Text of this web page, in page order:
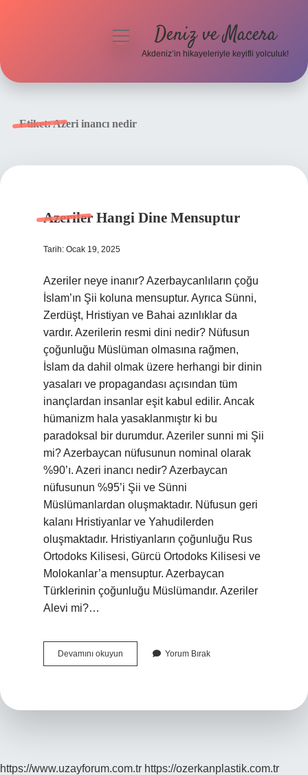
menüyü Deniz ve Macera
Akdeniz’in hikayeleriyle keyifli yolculuk!
Etiket:Azeri inancı nedir
Azeriler Hangi Dine Mensuptur
Tarih: Ocak 19, 2025
Azeriler neye inanır? Azerbaycanlıların çoğu
İslam’ın Şii koluna mensuptur. Ayrıca Sünni,
Zerdüşt, Hristiyan ve Bahai azınlıklar da
vardır. Azerilerin resmi dini nedir? Nüfusun
çoğunluğu Müslüman olmasına rağmen,
İslam da dahil olmak üzere herhangi bir dinin
yasaları ve propagandası açısından tüm
inançlardan insanlar eşit kabul edilir. Ancak
hümanizm hala yasaklanmıştır ki bu
paradoksal bir durumdur. Azeriler sunni mi Şii
mi? Azerbaycan nüfusunun nominal olarak
%90’ı. Azeri inancı nedir? Azerbaycan
nüfusunun %95’i Şii ve Sünni
Müslümanlardan oluşmaktadır. Nüfusun geri
kalanı Hristiyanlar ve Yahudilerden
oluşmaktadır. Hristiyanların çoğunluğu Rus
Ortodoks Kilisesi, Gürcü Ortodoks Kilisesi ve
Molokanlar’a mensuptur. Azerbaycan
Türklerinin çoğunluğu Müslümandır. Azeriler
Alevi mi?…
Devamını okuyun
Hangi
Yorum Bırak
https://www.uzayforum.com.tr https://ozerkanplastik.com.tr